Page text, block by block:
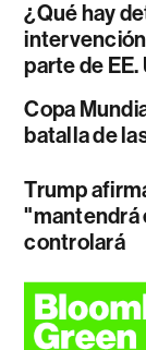
¿Qué hay
parte de EE.
Copa
batalla de
Trump
"mantendrá
controlará